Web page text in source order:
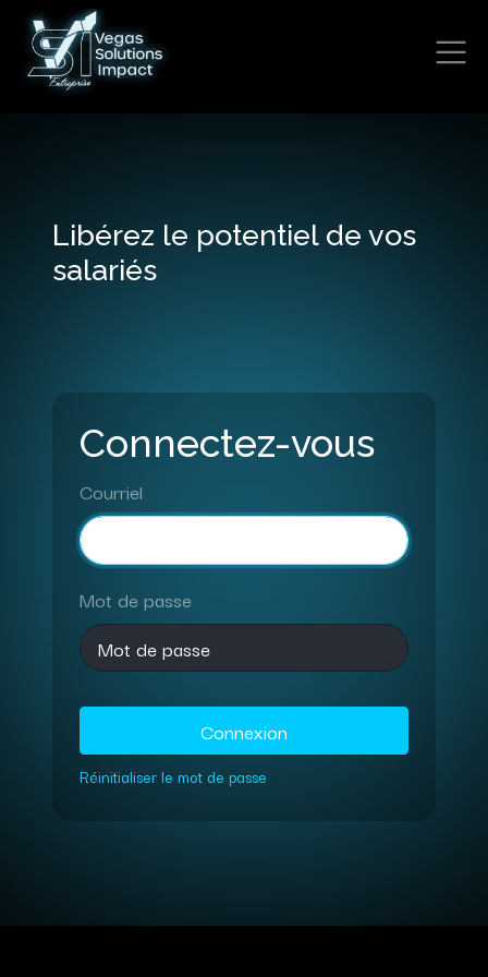
Libérez le potentiel de vos
salariés
Connectez-vous
Courriel
Mot de passe
Connexion
Réinitialiser le mot de passe